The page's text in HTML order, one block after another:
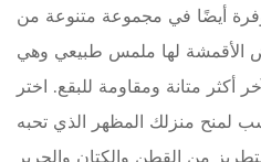
أيضًا في مجموعة متنوعة من
الأقمشة لها ملمس طبيعي وهي
أكثر متانة ومقاومة للبقع. اختر